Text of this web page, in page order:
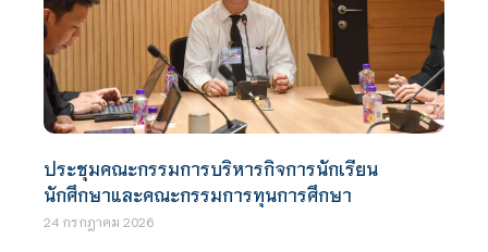
ประชุมคณะกรรมการบริหารกิจการนักเรียน
นักศึกษาและคณะกรรมการทุนการศึกษา
24 กรกฎาคม 2026